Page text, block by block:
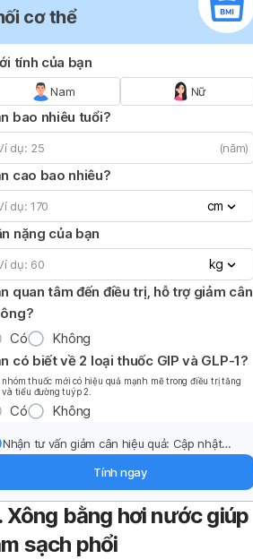
cơ thể
tính của bạn
Nam Nữ
bao nhiêu tuổi?
(năm)
cao bao nhiêu?
cm
nặng của bạn
kg
quan tâm đến điều trị, hỗ trợ giảm cân
Có
Không
có biết về 2 loại thuốc GIP và GLP-1?
nhóm thuốc mới có hiệu quả mạnh mẽ trong điều trị tăng
và tiểu đường tuýp 2.
Có Không
Nhận tư vấn giảm cân hiệu quả: Cập nhật
Tính ngay
Xông bằng hơi nước giúp
sạch phổi